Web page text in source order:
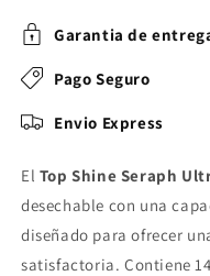
Garantia de
Pago Seguro
Envio Express
El Top Shine Seraph
desechable con una
diseñado para ofrecer
satisfactoria. Contiene